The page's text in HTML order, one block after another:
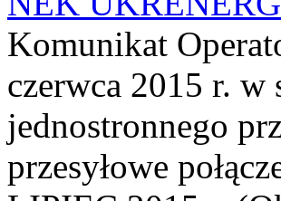
Komunikat
czerwca 2015 r. w
jednostronnego
przesyłowe